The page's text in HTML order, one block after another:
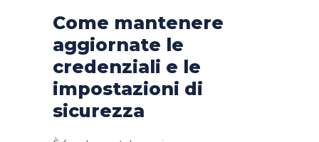
Come mantenere
aggiornate le
credenziali e le
impostazioni di
sicurezza